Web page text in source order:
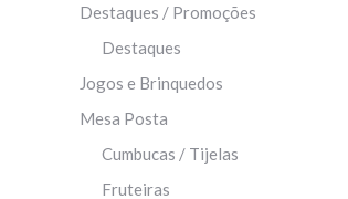
Destaques / Promoções
Destaques
Jogos e Brinquedos
Mesa Posta
Cumbucas / Tijelas
Fruteiras